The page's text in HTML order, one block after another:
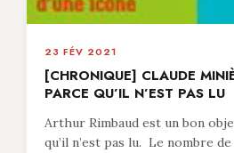
23 FÉV 2021
[CHRONIQUE] CLAUDE
PARCE QU’IL N’EST PAS LU
Arthur Rimbaud est un bon
qu’il n’est pas lu. Le nombre